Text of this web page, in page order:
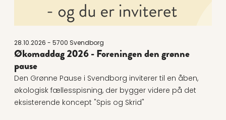
28.10.2026 - 5700 Svendborg
Økomaddag 2026 - Foreningen den grønne
pause
Den Grønne Pause i Svendborg inviterer til en åben,
økologisk fællesspisning, der bygger videre på det
eksisterende koncept "Spis og Skrid"